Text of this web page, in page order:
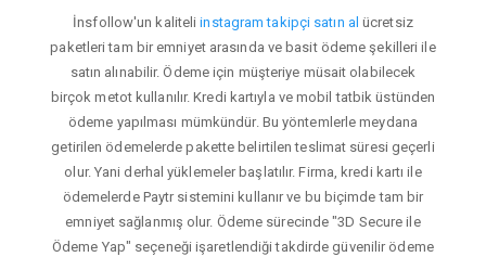
İnsfollow'un kaliteliinstagram takipçi satın al ücretsiz
paketleri tam bir emniyet arasında ve basit ödeme şekilleri ile
satın alınabilir. Ödeme için müşteriye müsait olabilecek
birçok metot kullanılır. Kredi kartıyla ve mobil tatbik üstünden
ödeme yapılması mümkündür. Bu yöntemlerle meydana
getirilen ödemelerde pakette belirtilen teslimat süresi geçerli
olur. Yani derhal yüklemeler başlatılır. Firma, kredi kartı ile
ödemelerde Paytr sistemini kullanır ve bu biçimde tam bir
emniyet sağlanmış olur. Ödeme sürecinde "3D Secure ile
Ödeme Yap" seçeneği işaretlendiği takdirde güvenilir ödeme